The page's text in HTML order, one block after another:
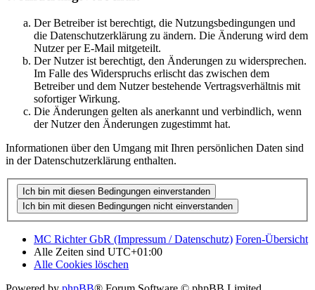
Der Betreiber ist berechtigt, die Nutzungsbedingungen und
die Datenschutzerklärung zu ändern. Die Änderung wird dem
Nutzer per E-Mail mitgeteilt.
Der Nutzer ist berechtigt, den Änderungen zu widersprechen.
Im Falle des Widerspruchs erlischt das zwischen dem
Betreiber und dem Nutzer bestehende Vertragsverhältnis mit
sofortiger Wirkung.
Die Änderungen gelten als anerkannt und verbindlich, wenn
der Nutzer den Änderungen zugestimmt hat.
Informationen über den Umgang mit Ihren persönlichen Daten sind
in der Datenschutzerklärung enthalten.
MC Richter GbR (Impressum / Datenschutz) Foren-Übersicht
Alle Zeiten sind UTC+01:00
Alle Cookies löschen